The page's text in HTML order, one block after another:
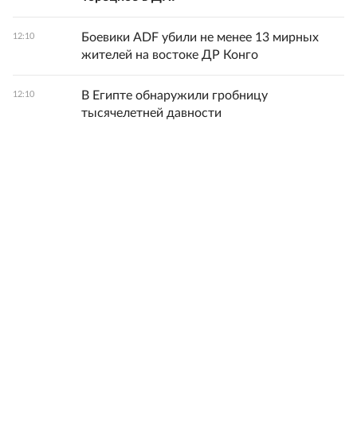
12:10
Боевики ADF убили не менее 13 мирных
жителей на востоке ДР Конго
12:10
В Египте обнаружили гробницу
тысячелетней давности